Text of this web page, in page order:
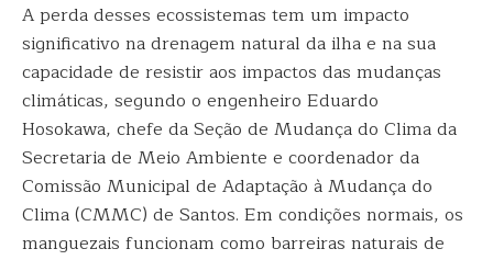
A perda desses ecossistemas tem um impacto
significativo na drenagem natural da ilha e na sua
capacidade de resistir aos impactos das mudanças
climáticas, segundo o engenheiro Eduardo
Hosokawa, chefe da Seção de Mudança do Clima da
Secretaria de Meio Ambiente e coordenador da
Comissão Municipal de Adaptação à Mudança do
Clima (CMMC) de Santos. Em condições normais, os
manguezais funcionam como barreiras naturais de